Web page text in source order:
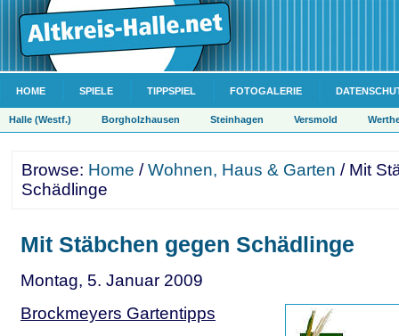
HOME SPIELE TIPPSPIEL FOTOGALERIE
Halle (Westf.) Borgholzhausen Steinhagen Versmold
Browse: Home /Wohnen, Haus & Garten / Mit
Schädlinge
Mit Stäbchen gegen Schädlinge
Montag, 5. Januar 2009
Brockmeyers Gartentipps